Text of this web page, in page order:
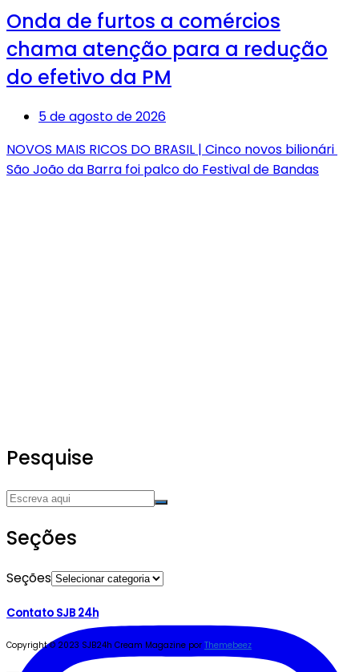
Onda de furtos a comércios
chama atenção para a redução
do efetivo da PM
5 de agosto de 2026
NOVOS MAIS RICOS DO BRASIL | Cinco novos bilionári
São João da Barra foi palco do Festival de Bandas
Pesquise
Seções
Seções
Contato SJB 24h
Copyright © 2023 SJB24h Cream Magazine por Themebeez